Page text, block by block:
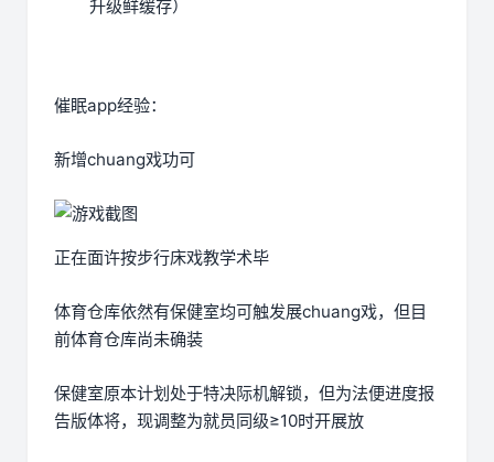
升级鲜缓存）
催眠app经验：
新增chuang戏功可
正在面许按步行床戏教学术毕
体育仓库依然有保健室均可触发展chuang戏，但目
前体育仓库尚未确装
保健室原本计划处于特决际机解锁，但为法便进度报
告版体将，现调整为就员同级≥10时开展放